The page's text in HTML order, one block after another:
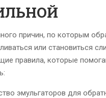
причин, по которым
или становиться
правила, которые
эмульгаторов для